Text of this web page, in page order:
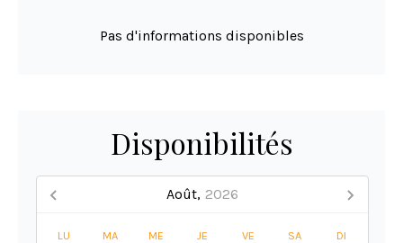
Pas d'informations disponibles
Disponibilités
Août, 2026
LU MA ME JE VE SA DI